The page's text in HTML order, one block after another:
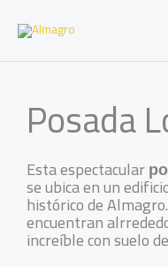
contenido
Posada
Esta espectacular
se ubica en un
histórico de
encuentran
increíble con suelo